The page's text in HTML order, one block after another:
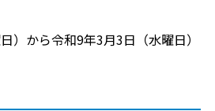
）から令和9年3月3日（水曜日）